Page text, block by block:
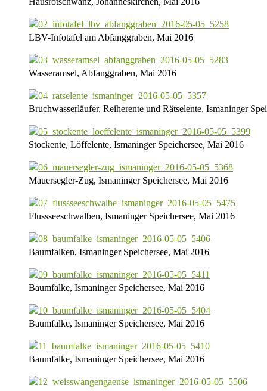
LBV-Infotafel am Abfanggraben, Mai 2016
Wasseramsel, Abfanggraben, Mai 2016
Bruchwasserläufer, Reiherente und Rätselente, Ismaninger
Stockente, Löffelente, Ismaninger Speichersee, Mai 2016
Mauersegler-Zug, Ismaninger Speichersee, Mai 2016
Flussseeschwalben, Ismaninger Speichersee, Mai 2016
Baumfalken, Ismaninger Speichersee, Mai 2016
Baumfalke, Ismaninger Speichersee, Mai 2016
Baumfalke, Ismaninger Speichersee, Mai 2016
Baumfalke, Ismaninger Speichersee, Mai 2016